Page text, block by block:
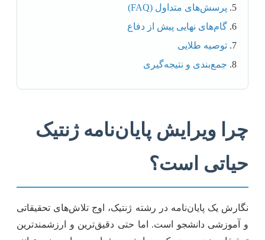
پرسش‌های متداول (FAQ)
گام‌های نهایی پیش از دفاع
توصیه طلایی
جمع‌بندی و نتیجه‌گیری
چرا ویرایش پایان‌نامه ژنتیک
حیاتی است؟
نگارش یک پایان‌نامه در رشته ژنتیک، اوج تلاش‌های تحقیقاتی
و آموزشی دانشجو است. اما حتی دقیق‌ترین و ارزشمندترین